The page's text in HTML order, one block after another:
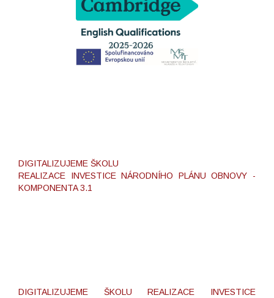
DIGITALIZUJEME ŠKOLU
REALIZACE INVESTICE NÁRODNÍHO PLÁNU OBNOVY -
KOMPONENTA 3.1
DIGITALIZUJEME ŠKOLU REALIZACE INVESTICE